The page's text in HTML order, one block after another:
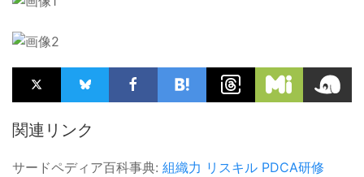
関連リンク
サードペディア百科事典: 組織力 リスキル PDCA研修